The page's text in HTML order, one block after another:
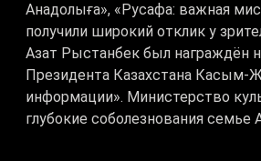
Анадолыға», «Русафа: важная
получили широкий отклик у
Азат Рыстанбек был награждён
Президента Казахстана Касым-
информации». Министерство
глубокие соболезнования семье